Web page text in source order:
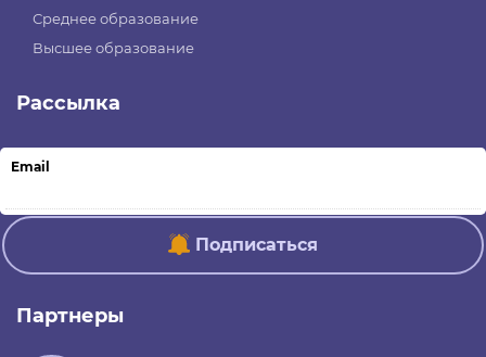
Среднее образование
Высшее образование
Рассылка
Email
Подписаться
Партнеры